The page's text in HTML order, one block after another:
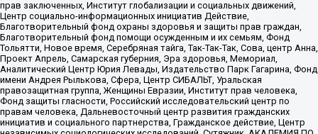
прав заключенных, Институт глобализации и социальных движений,
Центр социально-информационных инициатив Действие,
Благотворительный фонд охраны здоровья и защиты прав граждан,
Благотворительный фонд помощи осужденным и их семьям, Фонд
Тольятти, Новое время, Серебряная тайга, Так-Так-Так, Сова, центр Анна,
Проект Апрель, Самарская губерния, Эра здоровья, Мемориал,
Аналитический Центр Юрия Левады, Издательство Парк Гагарина, Фонд
имени Андрея Рылькова, Сфера, Центр СИБАЛЬТ, Уральская
правозащитная группа, Женщины Евразии, Институт прав человека,
Фонд защиты гласности, Российский исследовательский центр по
правам человека, Дальневосточный центр развития гражданских
инициатив и социального партнерства, Гражданское действие, Центр